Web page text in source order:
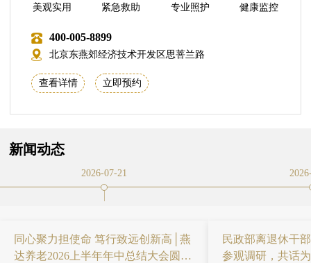
美观实用
紧急救助
专业照护
健康监控
400-005-8899
北京东燕郊经济技术开发区思菩兰路
查看详情 立即预约
新闻动态
2026-07-21
同心聚力担使命 笃行致远创新高│燕
达养老2026上半年年中总结大会圆满
民政部离退休干
参观调研，共话